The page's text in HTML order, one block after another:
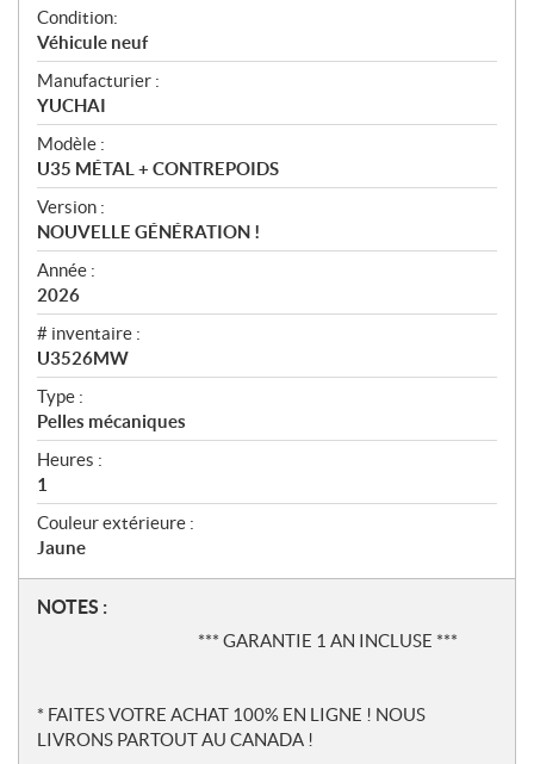
A
p
e
r
ç
u
Condition:
Véhicule neuf
Manufacturier :
YUCHAI
Modèle :
U35 MÉTAL + CONTREPOIDS
Version :
NOUVELLE GÉNÉRATION !
Année :
2026
# inventaire :
U3526MW
Type :
Pelles mécaniques
Heures :
1
Couleur extérieure :
Jaune
N
s
NOTES :
*** GARANTIE 1 AN INCLUSE ***
* FAITES VOTRE ACHAT 100% EN LIGNE ! NOUS
LIVRONS PARTOUT AU CANADA !